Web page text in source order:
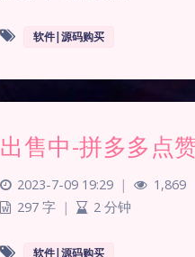
软件|源码购买
出售中-拼多多点
2023-7-09 19:29 | 1,869
297 字 | 2 分钟
软件|源码购买